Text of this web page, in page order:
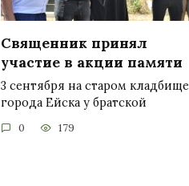
Священник принял
участие в акции памяти
3 сентября на старом кладбище
города Ейска у братской
0 179